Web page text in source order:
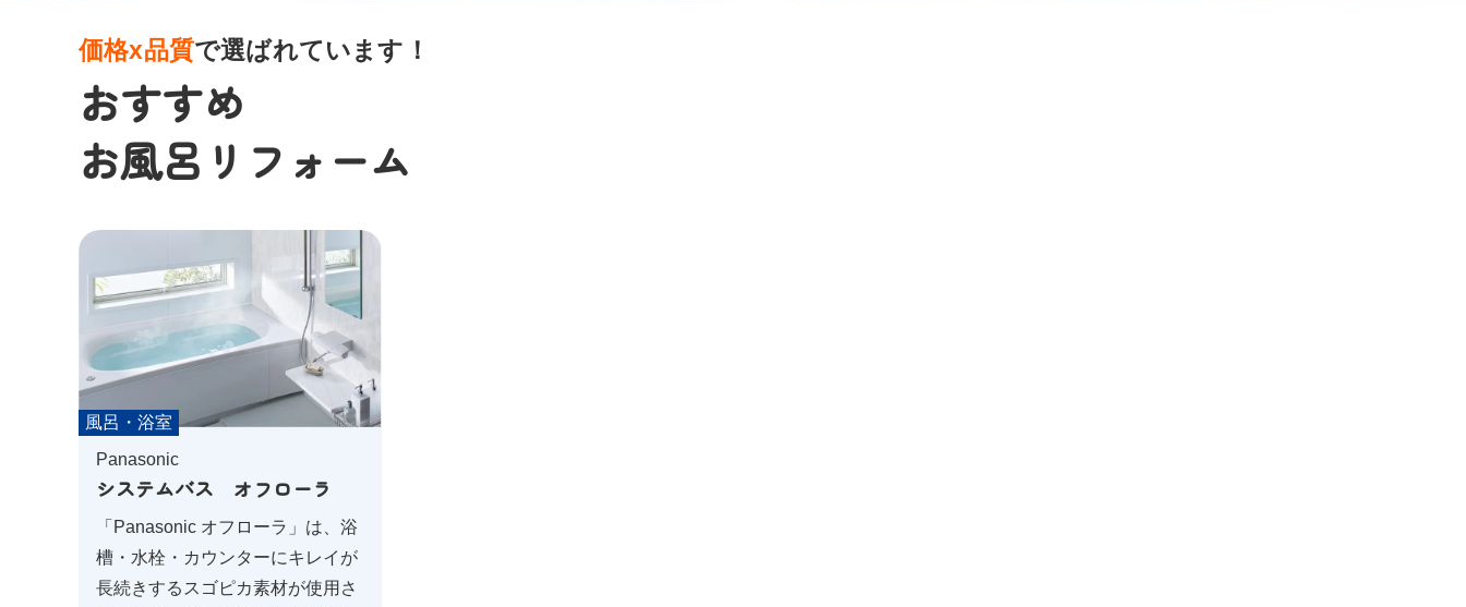
価格x品質で選ばれています！
おすすめ
お風呂リフォーム
風呂・浴室
Panasonic
システムバス オフローラ
「Panasonic オフローラ」は、浴
槽・水栓・カウンターにキレイが
長続きするスゴピカ素材が使用さ